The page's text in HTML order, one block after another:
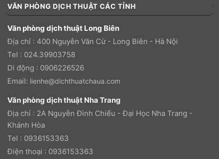
VĂN PHÒNG DỊCH THUẬT CÁC TỈNH
Văn phòng dịch thuật Long Biên
Địa chỉ : 400 Nguyễn Văn Cừ - Long Biên - Hà Nội
Tel : 024.39903758
Di động : 0906226526
Email: lienhe@dichthuatchaua.com
Văn phòng dịch thuật Nha Trang
Địa chỉ : 2A Nguyễn Đình Chiểu - Đại Học Nha Trang -
Khánh Hòa
Tel : 0936153363
Điện thoại : 0936153363